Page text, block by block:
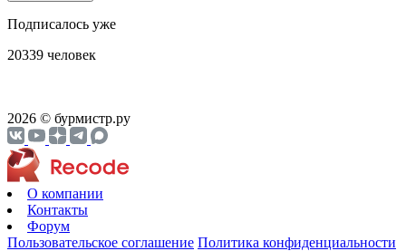
Подписалось уже
20339 человек
2026 © бурмистр.ру
О компании
Контакты
Форум
Пользовательское соглашение Политика конфиденциальности